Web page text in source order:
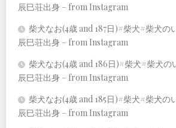
辰巳荘出身 – from Instagram
柴犬なお(4歳 and 187日)#柴犬#柴犬の
辰巳荘出身 – from Instagram
柴犬なお(4歳 and 186日)#柴犬#柴犬の
辰巳荘出身 – from Instagram
柴犬なお(4歳 and 185日)#柴犬#柴犬の
辰巳荘出身 – from Instagram